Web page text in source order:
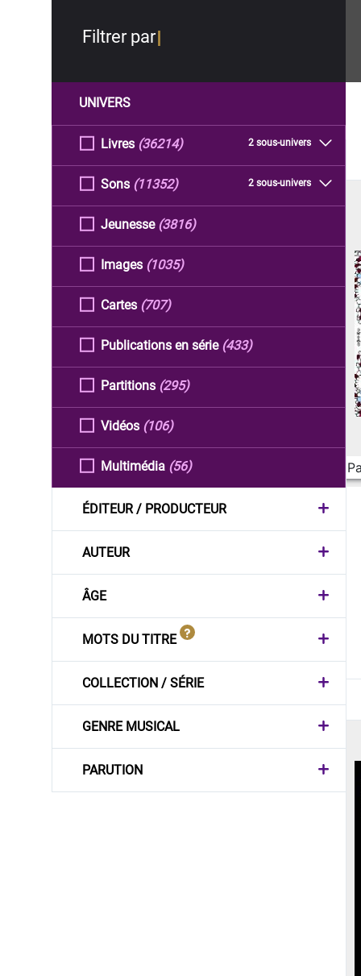
Filtrer par
UNIVERS
Livres 2 sous-univers
(36214)
Sons 2 sous-univers
(11352)
Jeunesse (3816)
Images (1035)
Cartes (707)
Publications en série (433)
Partitions (295)
Vidéos (106)
Multimédia (56)
ÉDITEUR / PRODUCTEUR
AUTEUR
ÂGE
MOTS DU TITRE
COLLECTION / SÉRIE
GENRE MUSICAL
PARUTION